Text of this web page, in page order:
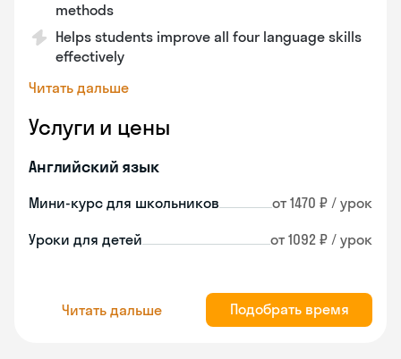
methods
Helps students improve all four language skills
effectively
Читать дальше
Услуги и цены
Английский язык
Мини-курс для школьников от 1470 ₽ / урок
Уроки для детей от 1092 ₽ / урок
Читать дальше Подобрать время